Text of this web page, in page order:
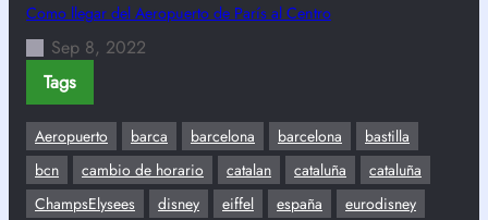
Como llegar del Aeropuerto de París al Centro
Sep 8, 2022
Tags
Aeropuerto barca barcelona barcelona
bastilla
bcn
cambio de horario catalan cataluña
cataluña
ChampsElysees
disney eiffel españa
eurodisney